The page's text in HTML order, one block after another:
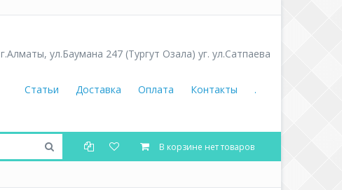
г.Алматы, ул.Баумана 247 (Тургут Озала) уг. ул.Сатпаева
Статьи Доставка Оплата Контакты .
В корзине нет товаров